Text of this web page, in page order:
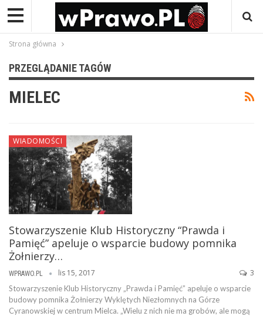
Strona główna
PRZEGLĄDANIE TAGÓW
MIELEC
WIADOMOŚCI
Stowarzyszenie Klub Historyczny “Prawda i
Pamięć” apeluje o wsparcie budowy pomnika
Żołnierzy…
WPRAWO.PL lis 15, 2017 3
Stowarzyszenie Klub Historyczny „Prawda i Pamięć” apeluje o wsparcie
budowy pomnika Żołnierzy Wyklętych Niezłomnych na Górze
Cyranowskiej w centrum Mielca. „Wielu z nich nie ma grobów, ale mogą